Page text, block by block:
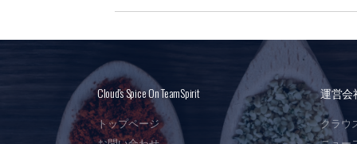
Cloud's Spice On TeamSpirit
トップページ
運営会
クラウ